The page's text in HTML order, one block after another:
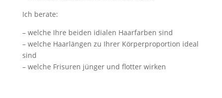
Ich berate:
– welche Ihre beiden idialen Haarfarben sind
– welche Haarlängen zu Ihrer Körperproportion ideal
sind
– welche Frisuren jünger und flotter wirken